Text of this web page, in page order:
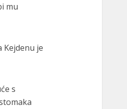
mu
Kejdenu je
s